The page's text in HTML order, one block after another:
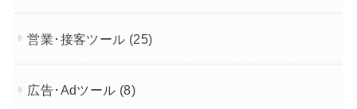
営業･接客ツール (25)
広告･Adツール (8)